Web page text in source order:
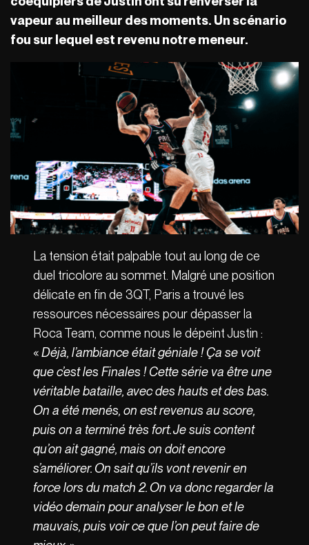
vapeur au meilleur des moments. Un scénario
fou sur lequel est revenu notre meneur.
La tension était palpable tout au long de ce
duel tricolore au sommet. Malgré une position
délicate en fin de 3QT, Paris a trouvé les
ressources nécessaires pour dépasser la
Roca Team, comme nous le dépeint Justin :
«Déjà, l’ambiance était géniale ! Ça se voit
que c’est les Finales ! Cette série va être une
véritable bataille, avec des hauts et des bas.
On a été menés, on est revenus au score,
puis on a terminé très fort. Je suis content
qu’on ait gagné, mais on doit encore
s’améliorer. On sait qu’ils vont revenir en
force lors du match 2. On va donc regarder la
vidéo demain pour analyser le bon et le
mauvais, puis voir ce que l’on peut faire de